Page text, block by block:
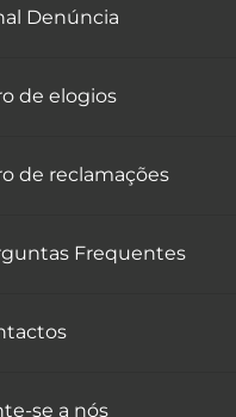
Denúncia
de elogios
de reclamações
Frequentes
se a nós